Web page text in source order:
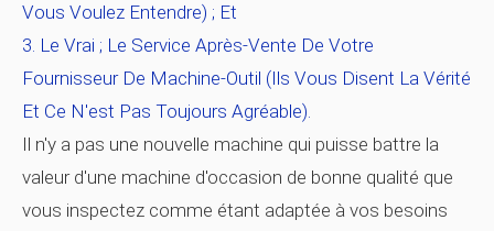
Vous Voulez Entendre) ; Et
Le Vrai ; Le Service Après-Vente De Votre
Fournisseur De Machine-Outil (ils Vous Disent La Vérité
Et Ce N'est Pas Toujours Agréable).
Il n'y a pas une nouvelle machine qui puisse battre la
valeur d'une machine d'occasion de bonne qualité que
vous inspectez comme étant adaptée à vos besoins